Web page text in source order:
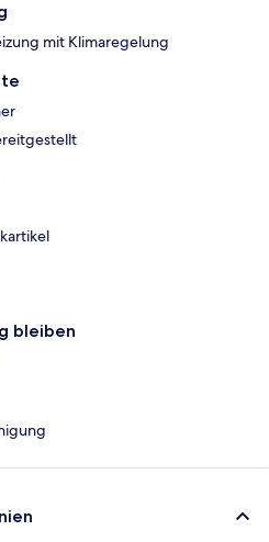
mit Klimaregelung
bleiben